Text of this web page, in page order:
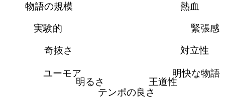
熱血
緊張感
対立性
明快な物語
王道性
テンポの良さ
明るさ
ユーモア
奇抜さ
実験的
物語の規模